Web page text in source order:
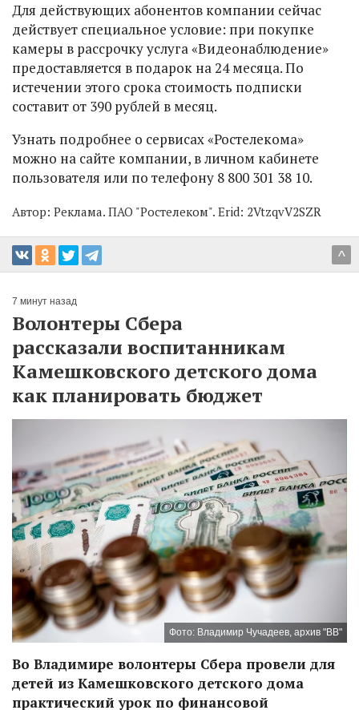
Для действующих абонентов компании сейчас
действует специальное условие: при покупке
камеры в рассрочку услуга «Видеонаблюдение»
предоставляется в подарок на 24 месяца. По
истечении этого срока стоимость подписки
составит от 390 рублей в месяц.
Узнать подробнее о сервисах «Ростелекома»
можно на сайте компании, в личном кабинете
пользователя или по телефону 8 800 301 38 10.
Автор: Реклама. ПАО "Ростелеком". Erid: 2VtzqvV2SZR
^
7 минут назад
Волонтеры Сбера
рассказали воспитанникам
Камешковского детского дома
как планировать бюджет
Фото: Владимир Чучадеев, архив "ВВ"
Во Владимире волонтеры Сбера провели для
детей из Камешковского детского дома
практический урок по финансовой